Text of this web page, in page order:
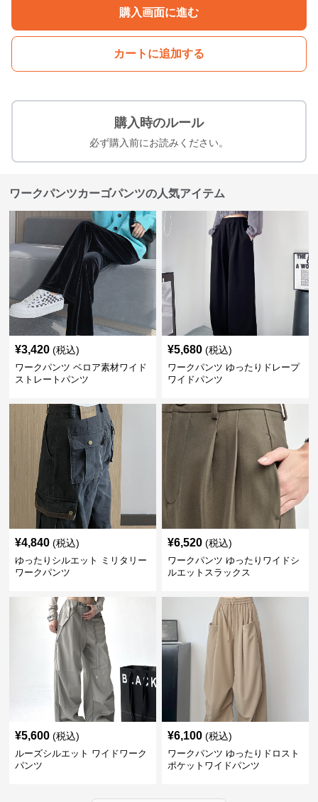
購入画面に進む
カートに追加する
購入時のルール
必ず購入前にお読みください。
ワークパンツカーゴパンツの人気アイテム
¥3,420 (税込)
ワークパンツ ベロア素材ワイド
ストレートパンツ
¥5,680 (税込)
ワークパンツ ゆったりドレープ
ワイドパンツ
¥4,840 (税込)
ゆったりシルエット ミリタリー
ワークパンツ
¥6,520 (税込)
ワークパンツ ゆったりワイドシ
ルエットスラックス
¥5,600 (税込)
ルーズシルエット ワイドワーク
パンツ
¥6,100 (税込)
ワークパンツ ゆったりドロスト
ポケットワイドパンツ